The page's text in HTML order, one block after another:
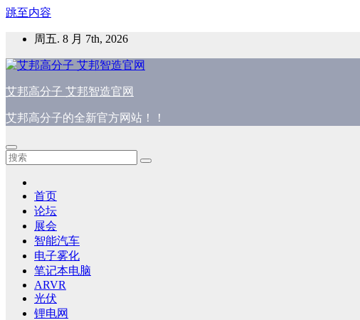
跳至内容
周五. 8 月 7th, 2026
艾邦高分子 艾邦智造官网
艾邦高分子的全新官方网站！！
首页
论坛
展会
智能汽车
电子雾化
笔记本电脑
ARVR
光伏
锂电网